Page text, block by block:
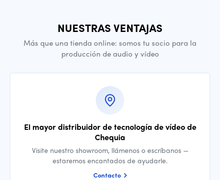
NUESTRAS VENTAJAS
Más que una tienda online: somos tu socio para la
producción de audio y vídeo
El mayor distribuidor de tecnología de vídeo de
Chequia
Visite nuestro showroom, llámenos o escríbanos —
estaremos encantados de ayudarle.
Contacto